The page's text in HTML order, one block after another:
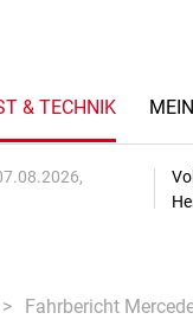
& TECHNIK
Fahrbericht